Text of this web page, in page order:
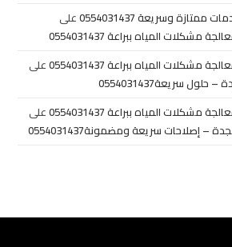
وسريعة 0554031437
على
المياه ببراعة 0554031437
المياه ببراعة 0554031437
على
سريعة0554031437
المياه ببراعة 0554031437
على
إصلاحات سريعة ومضمونة0554031437